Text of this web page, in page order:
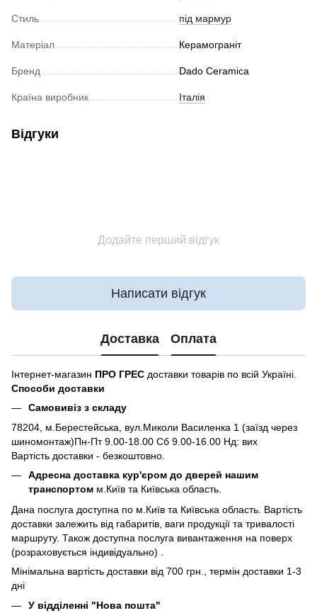
Стиль під мармур
Матеріал Керамограніт
Бренд Dado Ceramica
Країна виробник Італія
Відгуки
Додайте перший відгук
Написати відгук
Доставка Оплата
Інтернет-магазин ПРО ГРЕС доставки товарів по всій Україні.
Способи доставки
Самовивіз з складу
78204, м.Берестейська, вул.Миколи Василенка 1 (заїзд через
шиномонтаж)Пн-Пт 9.00-18.00 Сб 9.00-16.00 Нд: вих
Вартість доставки - безкоштовно.
Адресна доставка кур'єром до дверей нашим
транспортом м.Київ та Київська область.
Дана послуга доступна по м.Київ та Київська область. Вартість
доставки залежить від габаритів, ваги продукції та тривалості
маршруту. Також доступна послуга вивантаження на поверх
(розраховується індивідуально) .
Мінімальна вартість доставки від 700 грн., термін доставки 1-3
дні
У відділенні "Нова пошта"